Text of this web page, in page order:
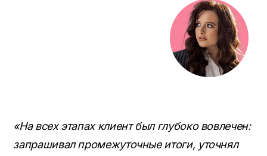
«На всех этапах клиент был глубоко вовлечен:
запрашивал промежуточные итоги, уточнял